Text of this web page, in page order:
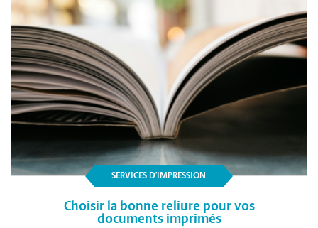
SERVICES D’IMPRESSION
Choisir la bonne reliure pour vos
documents imprimés